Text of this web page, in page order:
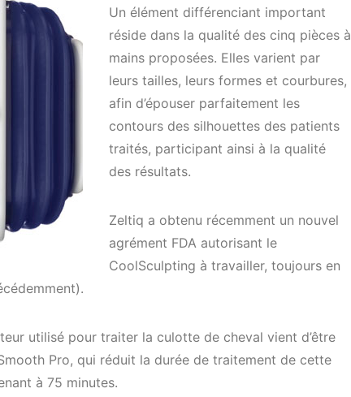
Un élément différenciant important
réside dans la qualité des cinq pièces à
mains proposées. Elles varient par
leurs tailles, leurs formes et courbures,
afin d’épouser parfaitement les
contours des silhouettes des patients
traités, participant ainsi à la qualité
des résultats.
Zeltiq a obtenu récemment un nouvel
agrément FDA autorisant le
CoolSculpting à travailler, toujours en
utilisé pour traiter la culotte de cheval vient d’être
Pro, qui réduit la durée de traitement de cette
à 75 minutes.